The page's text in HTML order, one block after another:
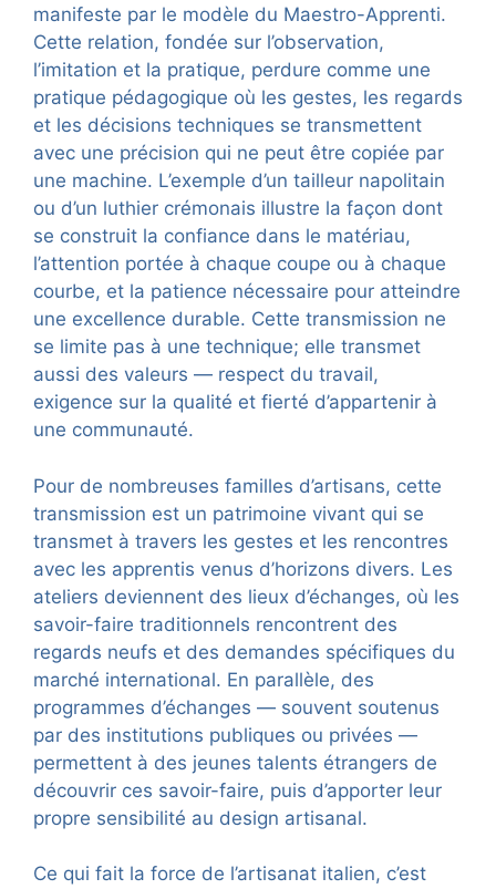
manifeste par le modèle du Maestro-Apprenti.
Cette relation, fondée sur l’observation,
l’imitation et la pratique, perdure comme une
pratique pédagogique où les gestes, les regards
et les décisions techniques se transmettent
avec une précision qui ne peut être copiée par
une machine. L’exemple d’un tailleur napolitain
ou d’un luthier crémonais illustre la façon dont
se construit la confiance dans le matériau,
l’attention portée à chaque coupe ou à chaque
courbe, et la patience nécessaire pour atteindre
une excellence durable. Cette transmission ne
se limite pas à une technique; elle transmet
aussi des valeurs — respect du travail,
exigence sur la qualité et fierté d’appartenir à
une communauté.
Pour de nombreuses familles d’artisans, cette
transmission est un patrimoine vivant qui se
transmet à travers les gestes et les rencontres
avec les apprentis venus d’horizons divers. Les
ateliers deviennent des lieux d’échanges, où les
savoir-faire traditionnels rencontrent des
regards neufs et des demandes spécifiques du
marché international. En parallèle, des
programmes d’échanges — souvent soutenus
par des institutions publiques ou privées —
permettent à des jeunes talents étrangers de
découvrir ces savoir-faire, puis d’apporter leur
propre sensibilité au design artisanal.
Ce qui fait la force de l’artisanat italien, c’est